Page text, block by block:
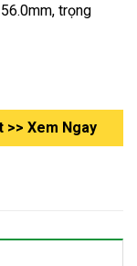
trọng
>> Xem Ngay